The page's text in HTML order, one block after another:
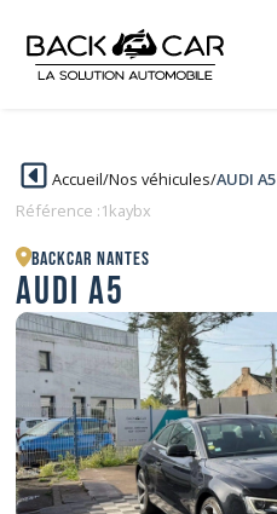
Accueil/Nos véhicules/AUDI A5
Référence :1kaybx
BACKCAR Nantes
AUDI A5